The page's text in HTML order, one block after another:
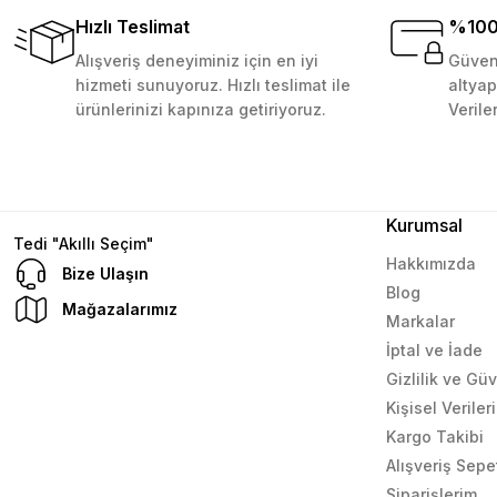
D... N... | 08/08/2024
Çok güzel bir site
Mustafa Orhan | 25/07/2024
129,99 TL Sepete Ekle
Hızlı Teslimat
Alışveriş deneyiminiz için en iyi
hizmeti sunuyoruz. Hızlı teslimat ile
ürünlerinizi kapınıza getiriyoruz.
Tedi "Akıllı Seçim"
Bize Ulaşın
Mağazalarımız
Kurumsal
Hakkımızda
Blog
Markalar
İptal ve İade
Gizlilik ve
Kişisel
Kargo Takibi
Alışveriş